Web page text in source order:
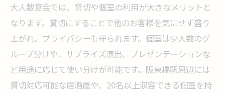
大人数宴会では、貸切や個室の利用が大きなメリットと
なります。貸切にすることで他のお客様を気にせず盛り
上がれ、プライバシーも守られます。個室は少人数のグ
ループ分けや、サプライズ演出、プレゼンテーションな
ど用途に応じて使い分けが可能です。阪東橋駅周辺には
貸切対応可能な居酒屋や、20名以上収容できる個室を持